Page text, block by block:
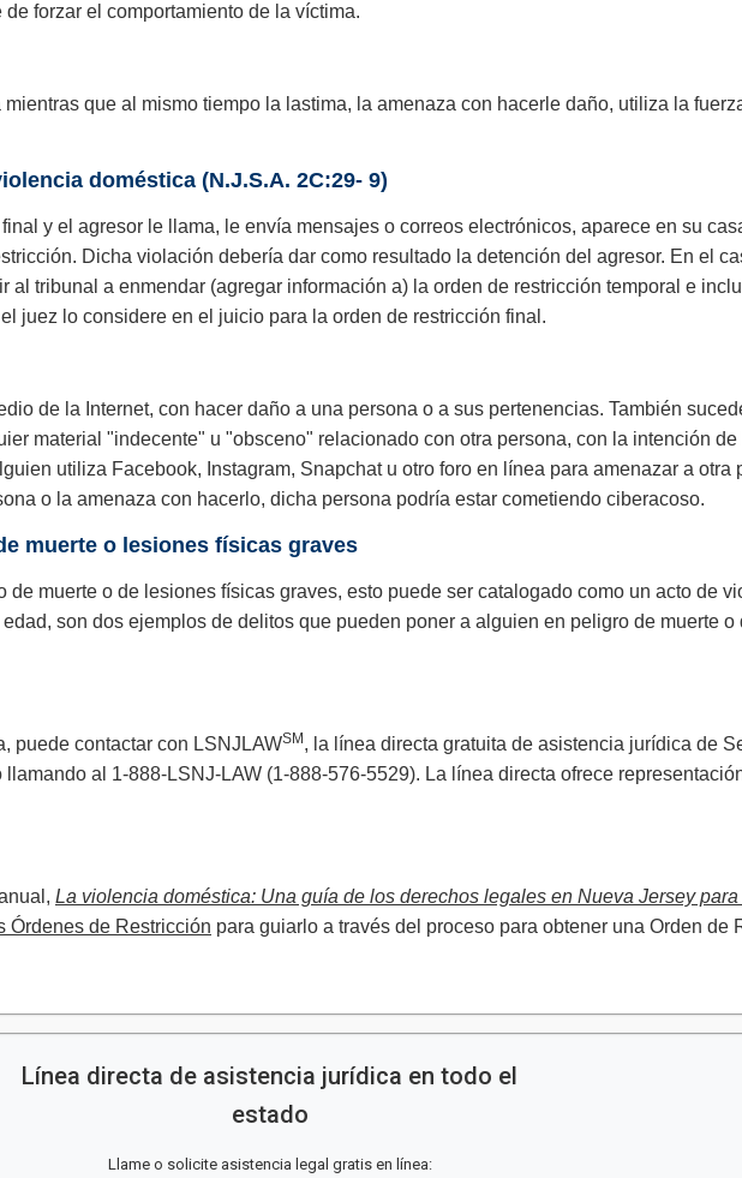
forzar el comportamiento de la víctima.
que al mismo tiempo la lastima, la amenaza con hacerle daño, utiliza la
doméstica (N.J.S.A. 2C:29- 9)
y el agresor le llama, le envía mensajes o correos electrónicos, aparece en su
Dicha violación debería dar como resultado la detención del agresor. En el
tribunal a enmendar (agregar información a) la orden de restricción temporal e
juez lo considere en el juicio para la orden de restricción final.
de la Internet, con hacer daño a una persona o a sus pertenencias. También
material "indecente" u "obsceno" relacionado con otra persona, con la intención
utiliza Facebook, Instagram, Snapchat u otro foro en línea para amenazar a otra
o la amenaza con hacerlo, dicha persona podría estar cometiendo ciberacoso.
muerte o lesiones físicas graves
muerte o de lesiones físicas graves, esto puede ser catalogado como un acto de
son dos ejemplos de delitos que pueden poner a alguien en peligro de muerte
puede contactar con LSNJLAWSM , la línea directa gratuita de asistencia jurídica de
llamando al 1-888-LSNJ-LAW (1-888-576-5529). La línea directa ofrece
La violencia doméstica: Una guía de los derechos legales en Nueva Jersey
Órdenes de Restricción para guiarlo a través del proceso para obtener una Orden de
Línea directa de asistencia jurídica en todo el
estado
Llame o solicite asistencia legal gratis en línea: